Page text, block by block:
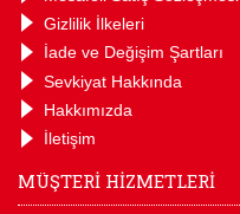
Gizlilik İlkeleri
İade ve Değişim Şartları
Sevkiyat Hakkında
Hakkımızda
İletişim
MÜŞTERİ HİZMETLERİ